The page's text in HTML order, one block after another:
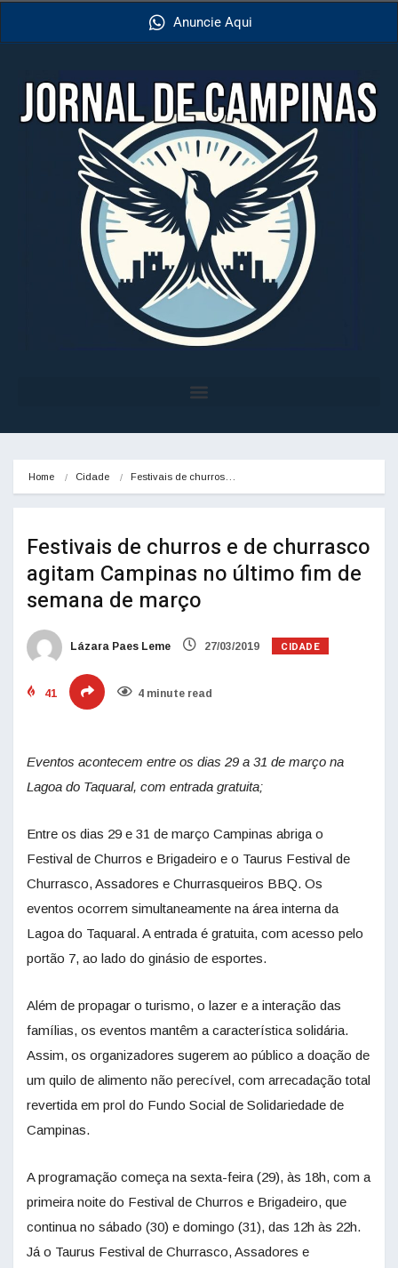
Anuncie Aqui
Home Cidade Festivais de churros…
Festivais de churros e de churrasco
agitam Campinas no último fim de
semana de março
Lázara Paes Leme 27/03/2019 CIDADE
41 4 minute read
Eventos acontecem entre os dias 29 a 31 de março na
Lagoa do Taquaral, com entrada gratuita;
Entre os dias 29 e 31 de março Campinas abriga o
Festival de Churros e Brigadeiro e o Taurus Festival de
Churrasco, Assadores e Churrasqueiros BBQ. Os
eventos ocorrem simultaneamente na área interna da
Lagoa do Taquaral. A entrada é gratuita, com acesso pelo
portão 7, ao lado do ginásio de esportes.
Além de propagar o turismo, o lazer e a interação das
famílias, os eventos mantêm a característica solidária.
Assim, os organizadores sugerem ao público a doação de
um quilo de alimento não perecível, com arrecadação total
revertida em prol do Fundo Social de Solidariedade de
Campinas.
A programação começa na sexta-feira (29), às 18h, com a
primeira noite do Festival de Churros e Brigadeiro, que
continua no sábado (30) e domingo (31), das 12h às 22h.
Já o Taurus Festival de Churrasco, Assadores e